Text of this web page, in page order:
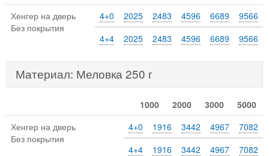
Хенгер на дверь
Без покрытия
4+0 2025 2483 4596 6689
9566
4+4
2025 2483 4596 6689 9566
Материал: Меловка 250 г
1000 2000 3000
5000
Хенгер на дверь
Без покрытия
4+0 1916 3442 4967
7082
4+4
1916 3442 4967 7082